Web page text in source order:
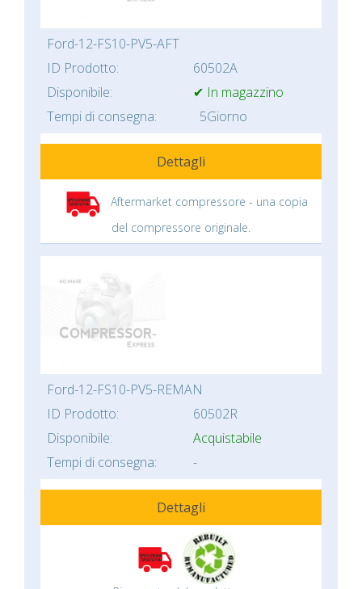
Ford-12-FS10-PV5-AFT
ID Prodotto:
60502A
Disponibile:
✔ In magazzino
Tempi di consegna:
5Giorno
Dettagli
Aftermarket compressore - una copia
del compressore originale.
Ford-12-FS10-PV5-REMAN
ID Prodotto:
60502R
Disponibile:
Acquistabile
Tempi di consegna:
-
Dettagli